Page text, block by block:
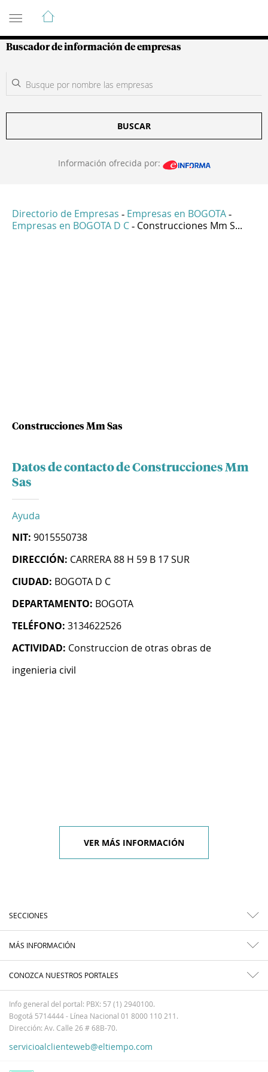
Guía de Empresas Colombianas
Buscador de información de empresas
BUSCAR
Información ofrecida por:
Directorio de Empresas - Empresas en BOGOTA -
Empresas en BOGOTA D C - Construcciones Mm S...
Construcciones Mm Sas
Datos de contacto de Construcciones Mm
Sas
Ayuda
NIT: 9015550738
DIRECCIÓN: CARRERA 88 H 59 B 17 SUR
CIUDAD: BOGOTA D C
DEPARTAMENTO: BOGOTA
TELÉFONO: 3134622526
ACTIVIDAD: Construccion de otras obras de
ingenieria civil
VER MÁS INFORMACIÓN
SECCIONES
MÁS INFORMACIÓN
CONOZCA NUESTROS PORTALES
Info general del portal: PBX: 57 (1) 2940100.
Bogotá 5714444 - Línea Nacional 01 8000 110 211.
Dirección: Av. Calle 26 # 68B-70.
servicioalclienteweb@eltiempo.com